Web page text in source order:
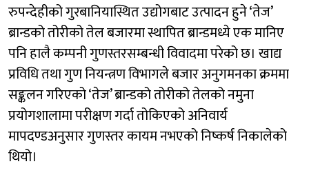
रुपन्देहीको गुरबानियास्थित उद्योगबाट उत्पादन हुने ‘तेज’
ब्रान्डको तोरीको तेल बजारमा स्थापित ब्रान्डमध्ये एक मानिए
पनि हालै कम्पनी गुणस्तरसम्बन्धी विवादमा परेको छ। खाद्य
प्रविधि तथा गुण नियन्त्रण विभागले बजार अनुगमनका क्रममा
सङ्कलन गरिएको ‘तेज’ ब्रान्डको तोरीको तेलको नमुना
प्रयोगशालामा परीक्षण गर्दा तोकिएको अनिवार्य
मापदण्डअनुसार गुणस्तर कायम नभएको निष्कर्ष निकालेको
थियो।